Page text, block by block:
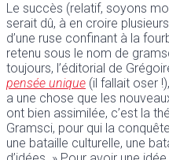
Le succès (relatif, soyons
serait dû, à en croire
d’une ruse confinant à la
retenu sous le nom de
toujours, l’éditorial de
pensée unique (il fallait oser
a une chose que les
ont bien assimilée, c’est la
Gramsci, pour qui la
une bataille culturelle, une